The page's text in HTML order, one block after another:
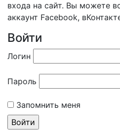
входа на сайт. Вы можете
аккаунт Facebook,
Войти
Логин
Пароль
Запомнить меня